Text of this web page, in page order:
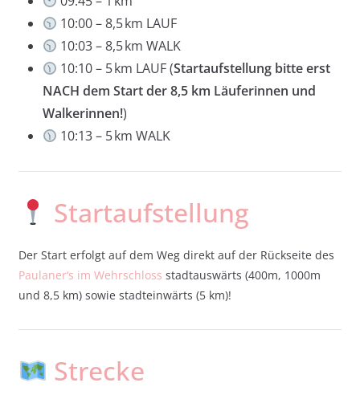
10:00 – 8,5 km LAUF
10:03 – 8,5 km WALK
10:10 – 5 km LAUF (Startaufstellung bitte erst
NACH dem Start der 8,5 km Läuferinnen und
Walkerinnen!)
10:13 – 5 km WALK
Startaufstellung
Der Start erfolgt auf dem Weg direkt auf der Rückseite des
Paulaner‘s im Wehrschloss stadtauswärts (400m, 1000m
und 8,5 km) sowie stadteinwärts (5 km)!
Strecke